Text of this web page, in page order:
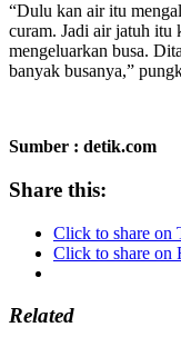
“Dulu kan air itu
curam. Jadi air jatuh itu
mengeluarkan busa.
banyak busanya,”
Sumber : detik.com
Share this:
Click to share on
Click to share on
Related